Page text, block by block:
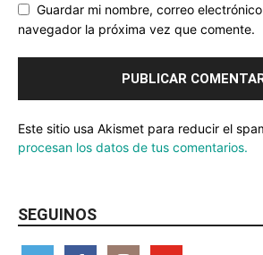
Guardar mi nombre, correo
navegador la próxima vez que comente.
Este sitio usa Akismet para reducir el
procesan los datos de tus comentarios.
SEGUINOS